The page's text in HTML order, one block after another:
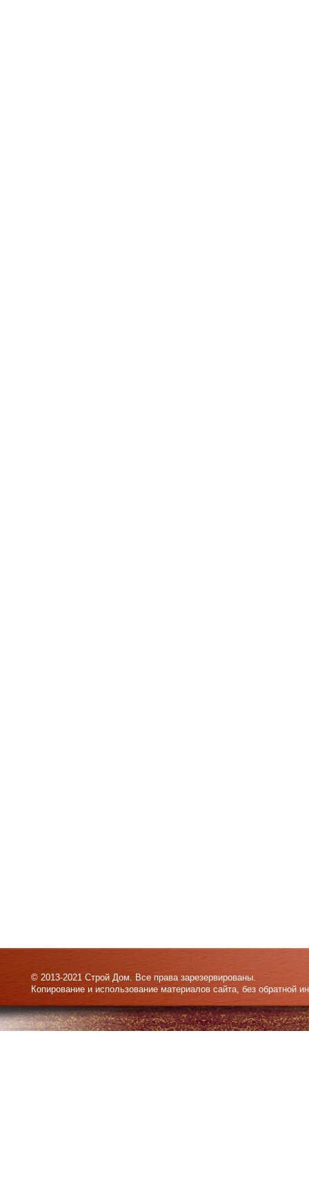
© 2013-2021 Строй Дом. Все права зарезервированы.
Копирование и использование материалов сайта, без обратной